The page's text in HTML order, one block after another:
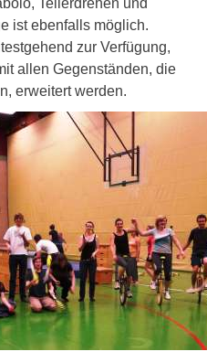
Tellerdrehen und
ist ebenfalls möglich.
zur Verfügung,
allen Gegenständen, die
erweitert werden.